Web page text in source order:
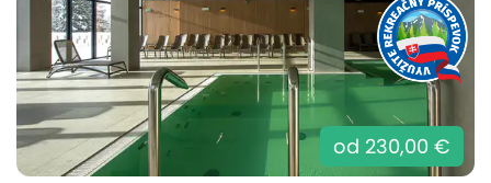
od 230,00 €